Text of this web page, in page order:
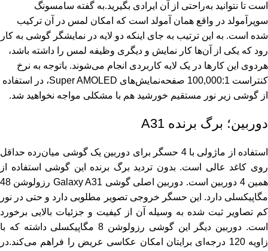
است تا نتوانید به‌راحتی از آن ایرادی بگیرید.به گفته سامسونگ
سوپرآمولد در واقع همان آمولد است که امکان لمس در آن ترکیب
شده است. به این ترتیب به جای اینکه دو لایه در نمایشگر گوشی به کار
رود که یکی از آن‌ها کار نمایش و دیگری وظیفه لمس را داشته باشد،
هردوی این کارها در یک لایه کاربردی انجام می‌شوند. باتوجه به نرخ
کنتراست 100,000:1 صفحه‌نمایش‌های Super AMOLED، در استفاده
از گوشی زیر نور مستقیم خورشید هم با مشکلی مواجه نخواهید شد.
دوربین؛ برگ برنده A31
استفاده از ماژولی با 4 حسگر برای دوربین یک گوشی میان‌رده حداقل
روی کاغد عالی است. بدون تردید برگ برنده این گوشی استفاده از
همین 4 دوربین است. دوربین اصلی گوشی Galaxy A31 رزولوشن 48
مگاپیکسلی دارد. این حسگر خروجی تصویر مطلوبی دارد و حتی در نور
کم تصاویر ثبت شده به وسیله آن از کیفیت و جزئیات بالایی برخورد
است. دوربین دیگر این گوشی رزولوشن 8 مگاپیکسلی داشته که با
زاویه 120 درجه‌ای برایتان امکان عکاسی عریض را فراهم می‌کند.در